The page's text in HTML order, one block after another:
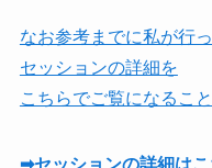
なお参考までに私が行
セッションの詳細を
こちらでご覧になるこ
➡セッションの詳細は